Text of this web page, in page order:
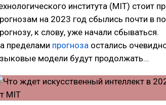
института (MIT) стоит
на 2023 год сбылись почти в
к слову, уже начали сбываться.
пределами прогноза остались
модели будут продолжать…